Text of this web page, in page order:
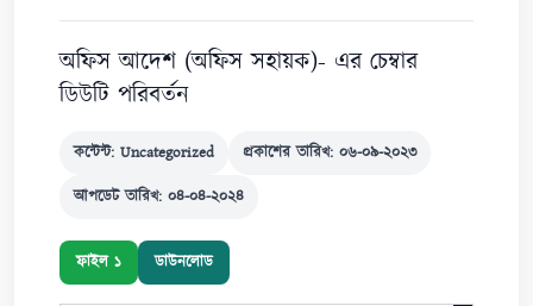
অফিস আদেশ (অফিস সহায়ক)- এর চেম্বার
ডিউটি পরিবর্তন
কন্টেন্ট: Uncategorized প্রকাশের তারিখ: ০৬-০৯-২০২৩
আপডেট তারিখ: ০৪-০৪-২০২৪
ফাইল ১ ডাউনলোড